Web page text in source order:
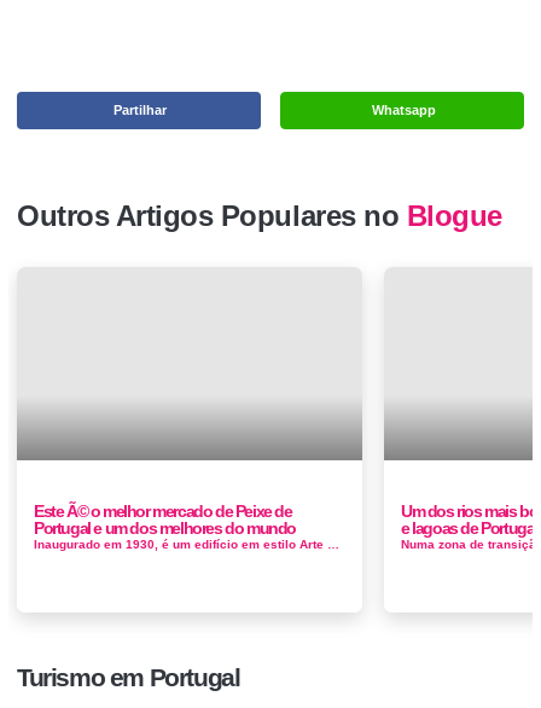
Whatsapp
Partilhar
Outros Artigos Populares no Blogue
Este Ã© o melhor mercado de Peixe de
Portugal e um dos melhores do mundo
Um dos rios mais
e lagoas de Portugal
Turismo em Portugal